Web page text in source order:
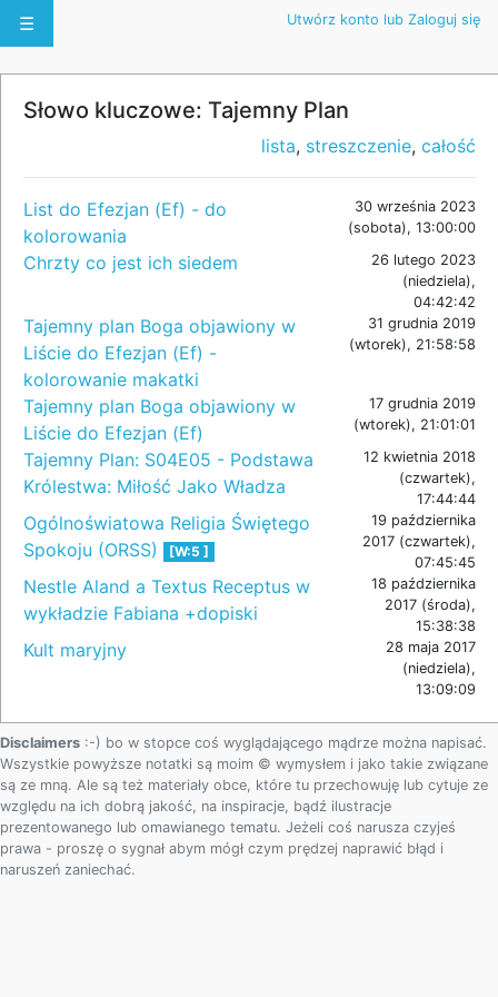
☰ Utwórz konto lub Zaloguj się
Słowo kluczowe: Tajemny Plan
lista, streszczenie, całość
List do Efezjan (Ef) - do
kolorowania
30 września 2023
(sobota), 13:00:00
Chrzty co jest ich siedem
26 lutego 2023
(niedziela),
04:42:42
Tajemny plan Boga objawiony w
Liście do Efezjan (Ef) -
kolorowanie makatki
31 grudnia 2019
(wtorek), 21:58:58
Tajemny plan Boga objawiony w
Liście do Efezjan (Ef)
17 grudnia 2019
(wtorek), 21:01:01
Tajemny Plan: S04E05 - Podstawa
Królestwa: Miłość Jako Władza
12 kwietnia 2018
(czwartek),
17:44:44
Ogólnoświatowa Religia Świętego
Spokoju (ORSS)
[W:5 ]
19 października
2017 (czwartek),
07:45:45
Nestle Aland a Textus Receptus w
wykładzie Fabiana +dopiski
18 października
2017 (środa),
15:38:38
Kult maryjny
28 maja 2017
(niedziela),
13:09:09
Disclaimers :-) bo w stopce coś wyglądającego mądrze można napisać.
Wszystkie powyższe notatki są moim © wymysłem i jako takie związane
są ze mną. Ale są też materiały obce, które tu przechowuję lub cytuje ze
względu na ich dobrą jakość, na inspiracje, bądź ilustracje
prezentowanego lub omawianego tematu. Jeżeli coś narusza czyjeś
prawa - proszę o sygnał abym mógł czym prędzej naprawić błąd i
naruszeń zaniechać.